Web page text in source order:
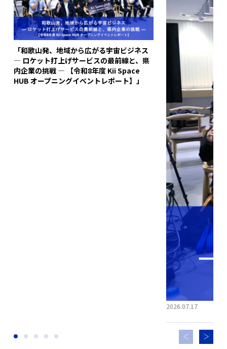
「和歌山発、地域から広がる宇宙ビジネス
― ロケット打上げサービスの最前線と、県
内企業の挑戦 ― 【令和8年度 Kii Space
HUB オープニングイベントレポート】」
2026.07.17